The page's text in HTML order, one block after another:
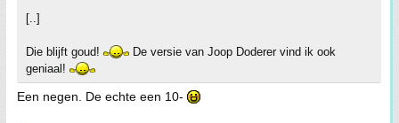
[..]
Die blijft goud!
De versie van Joop Doderer vind ik ook
geniaal!
Een negen. De echte een 10-